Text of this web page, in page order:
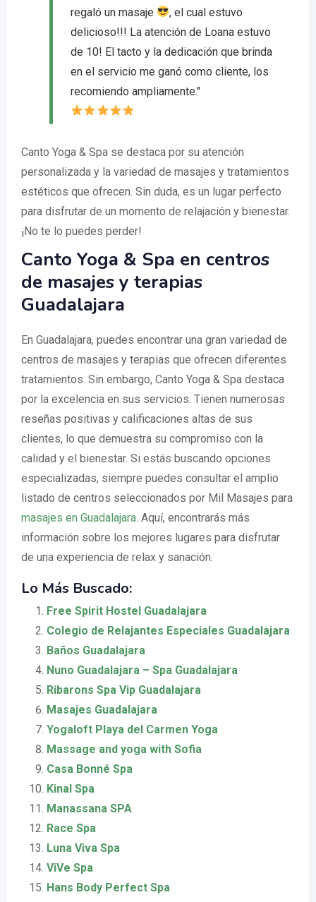
regaló un masaje
, el cual estuvo
delicioso!!! La atención de Loana estuvo
de 10! El tacto y la dedicación que brinda
en el servicio me ganó como cliente, los
recomiendo ampliamente."
Canto Yoga & Spa se destaca por su atención
personalizada y la variedad de masajes y tratamientos
estéticos que ofrecen. Sin duda, es un lugar perfecto
para disfrutar de un momento de relajación y bienestar.
¡No te lo puedes perder!
Canto Yoga & Spa en centros
de masajes y terapias
Guadalajara
En Guadalajara, puedes encontrar una gran variedad de
centros de masajes y terapias que ofrecen diferentes
tratamientos. Sin embargo, Canto Yoga & Spa destaca
por la excelencia en sus servicios. Tienen numerosas
reseñas positivas y calificaciones altas de sus
clientes, lo que demuestra su compromiso con la
calidad y el bienestar. Si estás buscando opciones
especializadas, siempre puedes consultar el amplio
listado de centros seleccionados por Mil Masajes para
masajes en Guadalajara. Aquí, encontrarás más
información sobre los mejores lugares para disfrutar
de una experiencia de relax y sanación.
Lo Más Buscado:
Free Spirit Hostel Guadalajara
Colegio de Relajantes Especiales Guadalajara
Baños Guadalajara
Nuno Guadalajara – Spa Guadalajara
Ribarons Spa Vip Guadalajara
Masajes Guadalajara
Yogaloft Playa del Carmen Yoga
Massage and yoga with Sofia
Casa Bonné Spa
Kinal Spa
Manassana SPA
Race Spa
Luna Viva Spa
ViVe Spa
Hans Body Perfect Spa